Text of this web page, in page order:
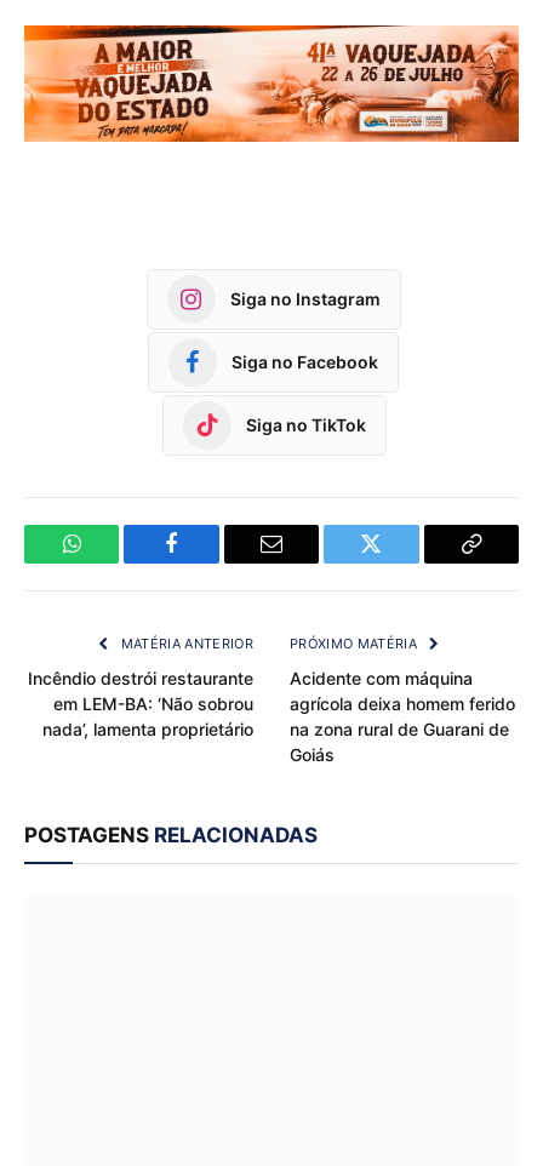
Siga no Instagram
Siga no Facebook
Siga no TikTok
WhatsApp Facebook Email Twitter
Copy
MATÉRIA ANTERIOR
Incêndio destrói restaurante
em LEM-BA: ‘Não sobrou
nada’, lamenta proprietário
PRÓXIMO MATÉRIA
Acidente com máquina
agrícola deixa homem ferido
na zona rural de Guarani de
Goiás
POSTAGENS RELACIONADAS